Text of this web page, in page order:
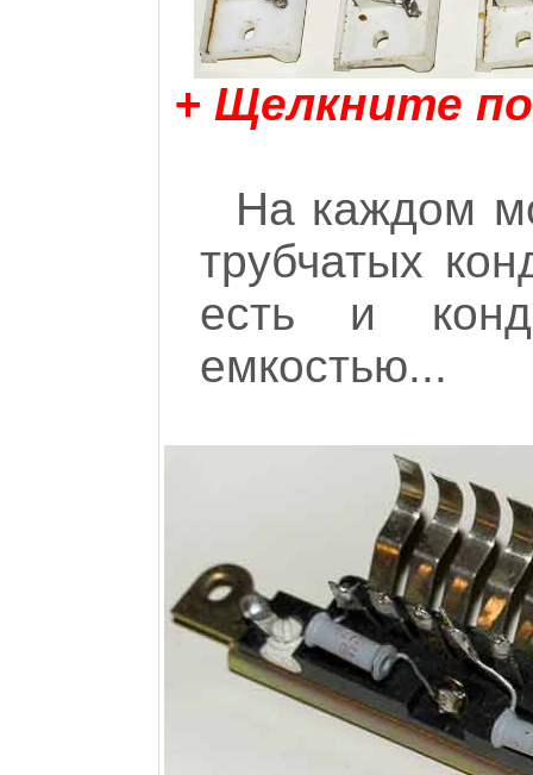
+ Щелкните
На каждом
трубчатых
есть и
емкостью...